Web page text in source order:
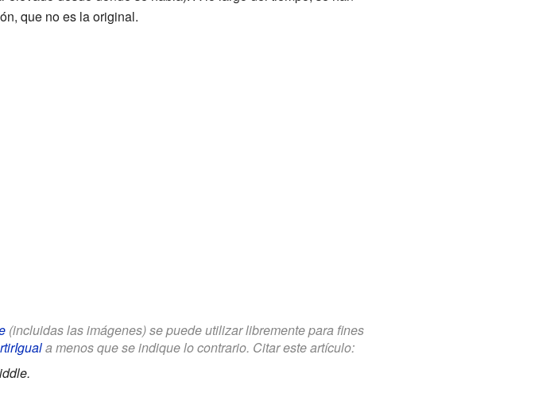
que no es la original.
(incluidas las imágenes) se puede utilizar libremente para fines
a menos que se indique lo contrario. Citar este artículo: